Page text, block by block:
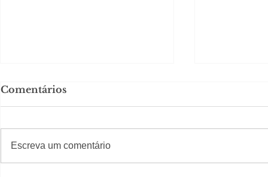
Comentários
Escreva um comentário
#Sugestões